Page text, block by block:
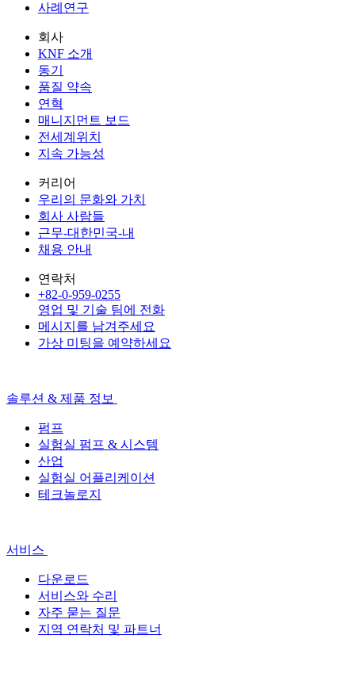
사례연구
회사
KNF 소개
동기
품질 약속
연혁
매니지먼트 보드
전세계위치
지속 가능성
커리어
우리의 문화와 가치
회사 사람들
근무-대한민국-내
채용 안내
연락처
+82-0-959-0255
영업 및 기술 팀에 전화
메시지를 남겨주세요
가상 미팅을 예약하세요
솔루션 & 제품 정보
펌프
실험실 펌프 & 시스템
산업
실험실 어플리케이션
테크놀로지
서비스
다운로드
서비스와 수리
자주 묻는 질문
지역 연락처 및 파트너